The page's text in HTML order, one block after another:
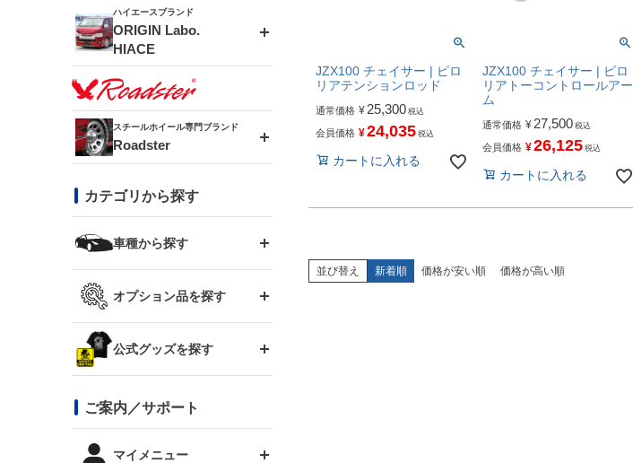
ドリフトライン
風神(180SX)
雷神(S15)
龍神(チェイサー)
レーシングライン
アタックライン
ストリームライン
スタイリッシュライン
フロントフェンダー
リアフェンダー
ブラッシュフェンダー
コンバットアイ
GTウイング
リアウイング
ルーフウイング
ボンネット
カナード
アルミホイール
MUD-ZEUS
アルミホイール
MUD-SR7
MUD-S7
ボンネット
フェンダー
サイドパーツ
リアウイング
ハイエースブランド
ORIGIN Labo.
HIACE
エアロシリーズ
LUX MODEL SP
LUX MODEL
RUGGER MODEL
GROUND MODEL
PHANTOM LIP
DTM:exclusive
オーバーフェンダー
リアウイング
スムージングバンパー
ワイパーガード
内装パーツ
スチールホイール専門ブランド
Roadster
DAYTONA-RS
DAYTONA-RS NEO
まつど家 鉄漢
まつど家 鉄心
まつど家 鉄八
カテゴリから探す
車種から探す
トヨタ
シルビア S13
シルビア S14 前期
スズキ
RX-7
スバル
BRZ
レクサス
オプション品を探す
GTウイング用ラダー
コンバットアイ用ライト
オプションタイヤ
公式グッズを探す
ステッカー
トップス(半袖)
ご案内／サポート
マイメニュー
JZX100 チェイサー | ピロ
リアテンションロッド
通常価格 ¥ 25,300 税込
会員価格 ¥24,035 税込
カートに入れる
JZX100 チェイサー | ピロ
リアトーコントロールアー
ム
通常価格 ¥ 27,500 税込
会員価格 ¥26,125 税込
カートに入れる
並び替え 新着順 価格が安い順 価格が高い順